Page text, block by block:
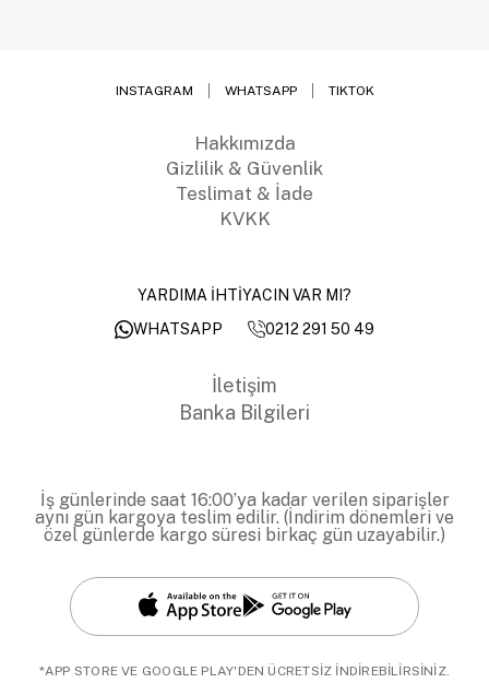
INSTAGRAM WHATSAPP TIKTOK
Hakkımızda
Gizlilik & Güvenlik
Teslimat & İade
KVKK
YARDIMA İHTİYACIN VAR MI?
WHATSAPP
0212 291 50 49
İletişim
Banka Bilgileri
İş günlerinde saat 16:00’ya kadar verilen siparişler
aynı gün kargoya teslim edilir. (İndirim dönemleri ve
özel günlerde kargo süresi birkaç gün uzayabilir.)
*APP STORE VE GOOGLE PLAY'DEN ÜCRETSİZ İNDİREBİLİRSİNİZ.